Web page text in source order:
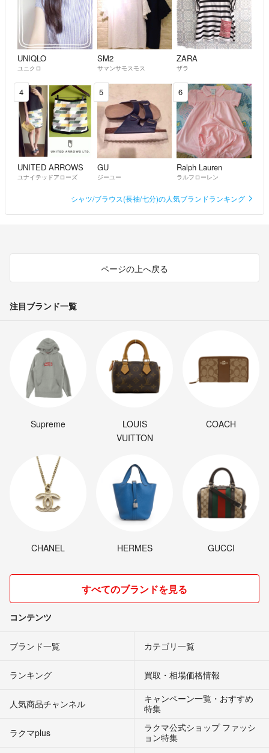
UNIQLO
ユニクロ
SM2
サマンサモスモス
ZARA
ザラ
4
UNITED ARROWS
ユナイテッドアローズ
5
GU
ジーユー
6
Ralph Lauren
ラルフローレン
シャツ/ブラウス(長袖/七分)の人気ブランドランキング
ページの上へ戻る
注目ブランド一覧
Supreme
LOUIS
VUITTON
COACH
CHANEL HERMES GUCCI
すべてのブランドを見る
コンテンツ
ブランド一覧 カテゴリ一覧
ランキング 買取・相場価格情報
人気商品チャンネル
キャンペーン一覧・おすすめ
特集
ラクマplus
ラクマ公式ショップ ファッシ
ョン特集